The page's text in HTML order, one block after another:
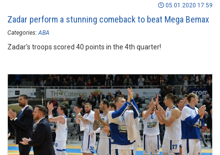
05.01.2020 17:59
Zadar perform a stunning comeback to beat Mega Bemax
Categories: ABA
Zadar's troops scored 40 points in the 4th quarter!